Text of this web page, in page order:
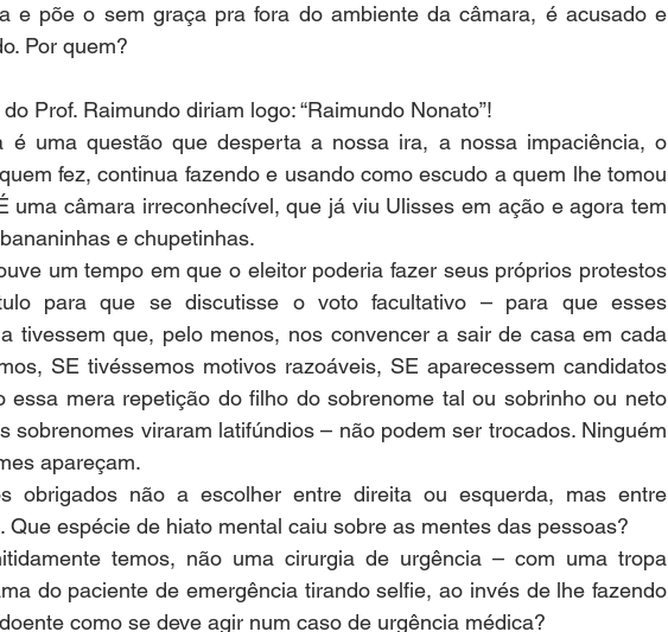
e põe o sem graça pra fora do ambiente da câmara, é acusado e
Por quem?
Prof. Raimundo diriam logo: “Raimundo Nonato”!
é uma questão que desperta a nossa ira, a nossa impaciência, o
fez, continua fazendo e usando como escudo a quem lhe tomou
uma câmara irreconhecível, que já viu Ulisses em ação e agora tem
e chupetinhas.
um tempo em que o eleitor poderia fazer seus próprios protestos
para que se discutisse o voto facultativo – para que esses
tivessem que, pelo menos, nos convencer a sair de casa em cada
SE tivéssemos motivos razoáveis, SE aparecessem candidatos
essa mera repetição do filho do sobrenome tal ou sobrinho ou neto
sobrenomes viraram latifúndios – não podem ser trocados. Ninguém
apareçam.
obrigados não a escolher entre direita ou esquerda, mas entre
Que espécie de hiato mental caiu sobre as mentes das pessoas?
temos, não uma cirurgia de urgência – com uma tropa
do paciente de emergência tirando selfie, ao invés de lhe fazendo
como se deve agir num caso de urgência médica?